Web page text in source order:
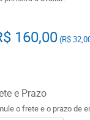
160,00(R$
e Prazo
o frete e o prazo de